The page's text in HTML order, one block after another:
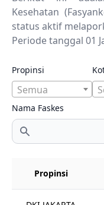
Kesehatan
status aktif
Periode tanggal 01
Propinsi
Semua
Nama Faskes
Propinsi